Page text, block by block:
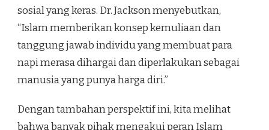
sosial yang keras. Dr. Jackson menyebutkan,
“Islam memberikan konsep kemuliaan dan
tanggung jawab individu yang membuat para
napi merasa dihargai dan diperlakukan sebagai
manusia yang punya harga diri.”
Dengan tambahan perspektif ini, kita melihat
bahwa banyak pihak mengakui peran Islam